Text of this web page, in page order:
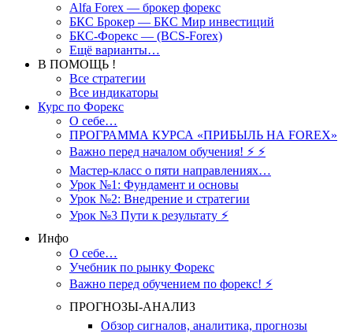
Alfa Forex — брокер форекс
БКС Брокер — БКС Мир инвестиций
БКС-Форекс — (BCS-Forex)
Ещё варианты…
В ПОМОЩЬ !
Все стратегии
Все индикаторы
Курс по Форекс
О себе…
ПРОГРАММА КУРСА «ПРИБЫЛЬ НА FOREX»
Важно перед началом обучения! ⚡ ⚡
Мастер-класс о пяти направлениях…
Урок №1: Фундамент и основы
Урок №2: Внедрение и стратегии
Урок №3 Пути к результату ⚡️
Инфо
О себе…
Учебник по рынку Форекс
Важно перед обучением по форекс! ⚡
ПРОГНОЗЫ-АНАЛИЗ
Обзор сигналов, аналитика, прогнозы